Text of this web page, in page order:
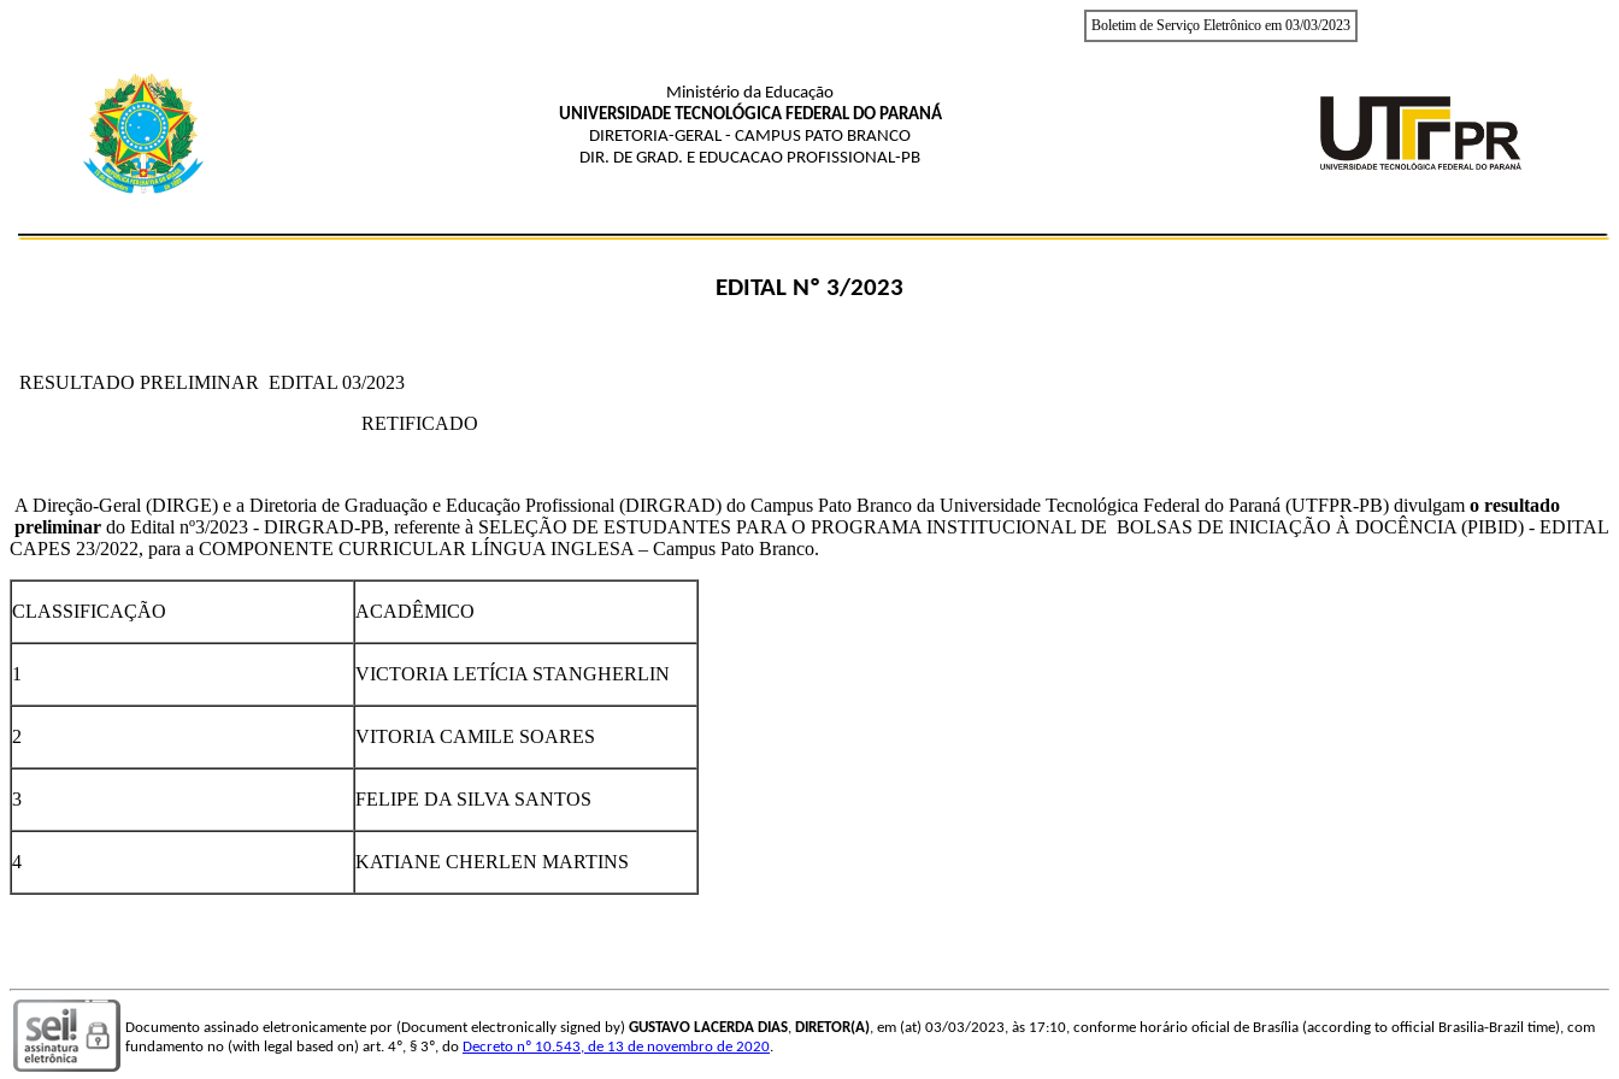
Boletim de Serviço Eletrônico em 03/03/2023
Ministério da Educação
UNIVERSIDADE TECNOLÓGICA FEDERAL DO PARANÁ
DIRETORIA-GERAL - CAMPUS PATO BRANCO
DIR. DE GRAD. E EDUCACAO PROFISSIONAL-PB
EDITAL Nº 3/2023
RESULTADO PRELIMINAR EDITAL 03/2023
RETIFICADO
A Direção-Geral (DIRGE) e a Diretoria de Graduação e Educação Profissional (DIRGRAD) do Campus Pato Branco da Universidade Tecnológica Federal do Paraná (UTFPR-PB) divulgam o resultado
preliminar do Edital nº3/2023 - DIRGRAD-PB, referente à SELEÇÃO DE ESTUDANTES PARA O PROGRAMA INSTITUCIONAL DE BOLSAS DE INICIAÇÃO À DOCÊNCIA (PIBID) - EDITAL
CAPES 23/2022, para a COMPONENTE CURRICULAR LÍNGUA INGLESA – Campus Pato Branco.
CLASSIFICAÇÃO ACADÊMICO
1 VICTORIA LETÍCIA STANGHERLIN
2 VITORIA CAMILE SOARES
3 FELIPE DA SILVA SANTOS
4 KATIANE CHERLEN MARTINS
Documento assinado eletronicamente por (Document electronically signed by) GUSTAVO LACERDA DIAS, DIRETOR(A), em (at) 03/03/2023, às 17:10, conforme horário oficial de Brasília (according to official Brasilia-Brazil time), com
fundamento no (with legal based on) art. 4º, § 3º, do Decreto nº 10.543, de 13 de novembro de 2020.